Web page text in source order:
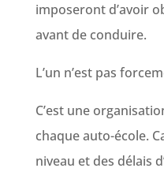
imposeront d’avoir
avant de conduire.
L’un n’est pas
C’est une
chaque auto-école.
niveau et des délais